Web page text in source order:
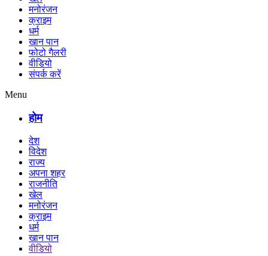
मनोरंजन
क्राइम
धर्म
खान पान
फोटो गैलरी
वीडियो
संपर्क करें
Menu
होम
देश
विदेश
राज्य
अपना शहर
राजनीति
खेल
मनोरंजन
क्राइम
धर्म
खान पान
वीडियो